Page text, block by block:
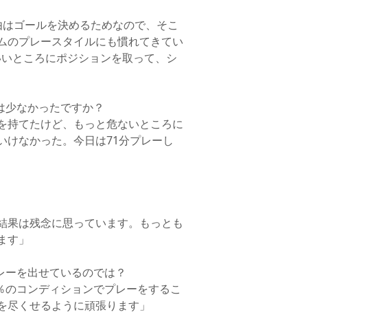
ゴールを決めるためなので、そこ
のプレースタイルにも慣れてきてい
ところにポジションを取って、シ
なかったですか？
持てたけど、もっと危ないところに
けなかった。今日は71分プレーし
果は残念に思っています。もっとも
」
を出せているのでは？
コンディションでプレーをするこ
くせるように頑張ります」